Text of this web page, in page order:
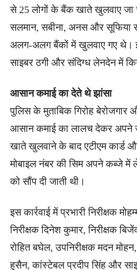
से 25 लोगों के बैंक खाते खुलवाए
सलमान, सबीना, अनस और सूफिया
अलग-अलग बैंकों में खुलवाए गए थे।
साइबर ठगी और संदिग्ध लेनदेन में
आसान कमाई का देते थे झांसा
पुलिस के मुताबिक गिरोह
आसान कमाई का लालच देकर अपने
खाते खुलवाने के बाद एटीएम कार्ड
मोबाइल नंबर की सिम अपने कब्जे में
को सौंप दी जाती थी।
इस कार्रवाई में प्रभारी निरीक्षक
निरीक्षक दिनेश कुमार, निरीक्षक
रोहित बघेल, उपनिरीक्षक मदन
हुसैन, कांस्टेबल प्रदीप सिंह और